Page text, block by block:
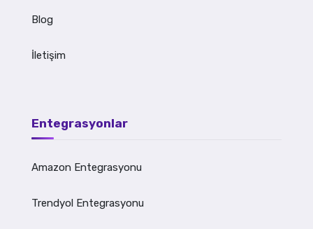
Blog
İletişim
Entegrasyonlar
Amazon Entegrasyonu
Trendyol Entegrasyonu